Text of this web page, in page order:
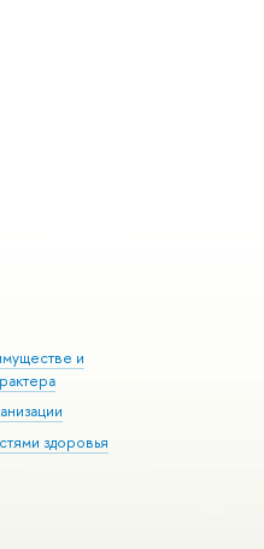
и
здоровья